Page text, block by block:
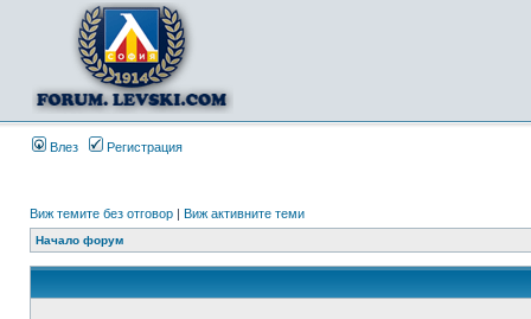
Влез Регистрация
Виж темите без отговор | Виж активните теми
Начало форум